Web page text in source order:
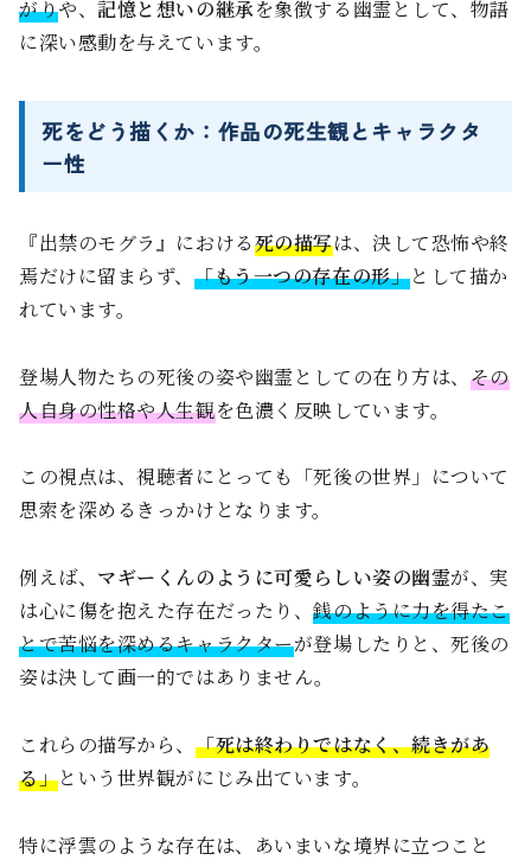
がりや、記憶と想いの継承を象徴する幽霊として、物語
に深い感動を与えています。
死をどう描くか：作品の死生観とキャラクタ
ー性
『出禁のモグラ』における死の描写は、決して恐怖や終
焉だけに留まらず、「もう一つの存在の形」として描か
れています。
登場人物たちの死後の姿や幽霊としての在り方は、 その
人自身の性格や人生観を色濃く反映しています。
この視点は、視聴者にとっても「死後の世界」について
思索を深めるきっかけとなります。
例えば、 マギーくんのように可愛らしい姿の幽霊が、実
は心に傷を抱えた存在だったり、銭のように力を得たこ
とで苦悩を深めるキャラクターが登場したりと、死後の
姿は決して画一的ではありません。
これらの描写から、「死は終わりではなく、続きがあ
る」という世界観がにじみ出ています。
特に浮雲のような存在は、あいまいな境界に立つこと